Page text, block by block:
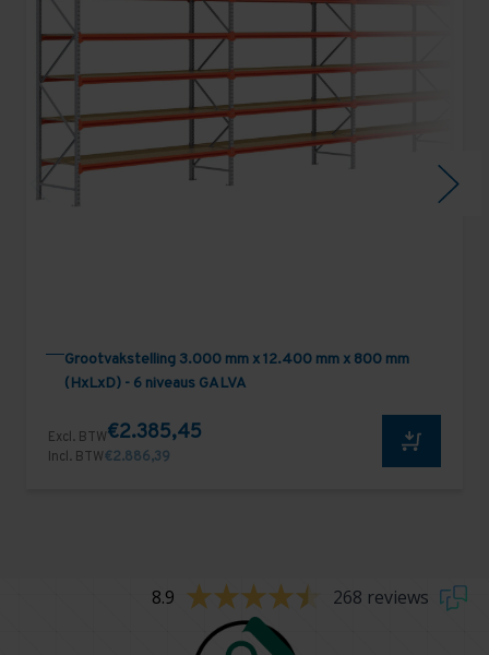
Grootvakstelling 3.000 mm x 12.400 mm x 800 mm
(HxLxD) - 6 niveaus GALVA
Excl. BTW€2.385,45
Incl. BTW€2.886,39
8.9 268 reviews